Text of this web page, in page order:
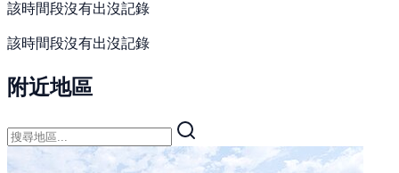
該時間段沒有出沒記錄
該時間段沒有出沒記錄
附近地區